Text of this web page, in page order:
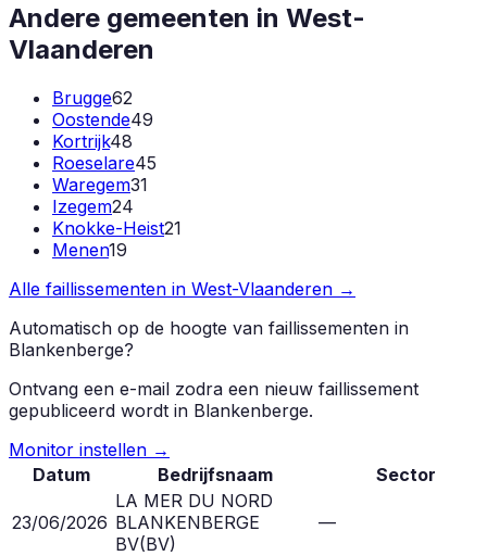
Andere gemeenten in West-
Vlaanderen
Brugge62
Oostende49
Kortrijk48
Roeselare45
Waregem31
Izegem24
Knokke-Heist21
Menen19
Alle faillissementen in West-Vlaanderen →
Automatisch op de hoogte van faillissementen in
Blankenberge?
Ontvang een e-mail zodra een nieuw faillissement
gepubliceerd wordt in Blankenberge.
Monitor instellen →
Datum
Bedrijfsnaam Sector
23/06/2026
LA MER DU NORD
BLANKENBERGE
BV(BV)
—